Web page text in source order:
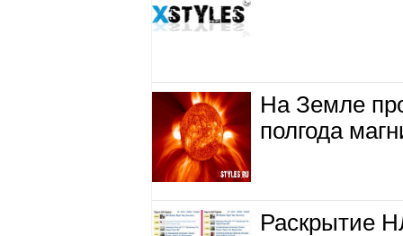
На Земле
полгода
Раскрытие